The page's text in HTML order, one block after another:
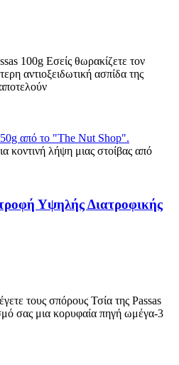
100g Εσείς θωρακίζετε τον
αντιοξειδωτική ασπίδα της
Υψηλής Διατροφικής
τους σπόρους Τσία της Passas
σας μια κορυφαία πηγή ωμέγα-3